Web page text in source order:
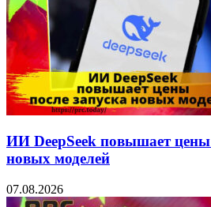
ИИ DeepSeek повышает цены
новых моделей
07.08.2026